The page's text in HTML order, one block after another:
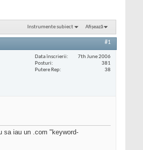
Instrumente subiect Afișează
#1
Data înscrierii
7th June 2006
Posturi
381
Putere Rep
38
sa iau un .com "keyword-